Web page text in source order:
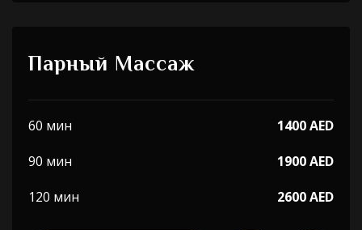
Парный Массаж
60 мин
1400 AED
90 мин
1900 AED
120 мин
2600 AED